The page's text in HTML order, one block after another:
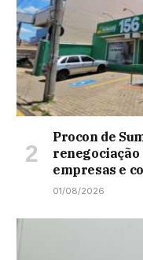
Procon de
renegociação
empresas e
01/08/2026